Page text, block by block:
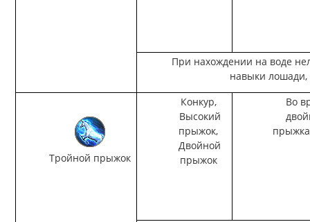
При нахождении на воде
навыки лошади,
Тройной прыжок
Конкур,
Высокий
прыжок,
Двойной
прыжок
Во